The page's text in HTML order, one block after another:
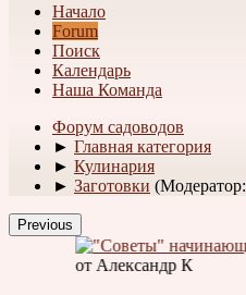
Начало
Forum
Поиск
Календарь
Наша Команда
Форум садоводов
► Главная категория
► Кулинария
► Заготовки (Модератор:
Previous
от Александр К